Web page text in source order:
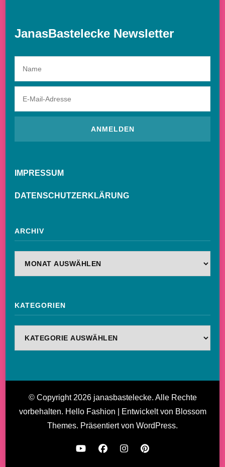
JanasBastelecke Newsletter
IMPRESSUM
DATENSCHUTZERKLÄRUNG
ARCHIV
KATEGORIEN
© Copyright 2026 janasbastelecke. Alle Rechte
vorbehalten. Hello Fashion | Entwickelt von Blossom
Themes. Präsentiert von WordPress.